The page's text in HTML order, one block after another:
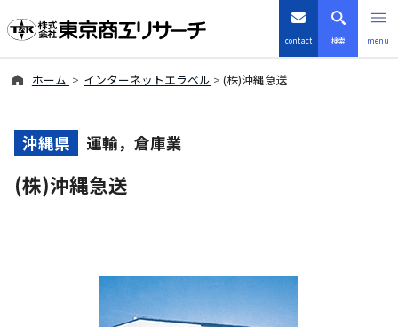
contact 検索 menu
TSRデータインサイト
会社案内
ホーム インターネットエラベル (株)沖縄急送
沖縄県 運輸，倉庫業
(株)沖縄急送